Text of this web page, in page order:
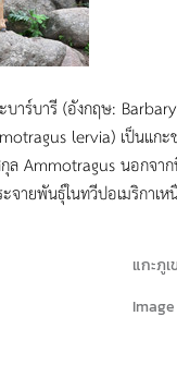
บาร์บารี (อังกฤษ:
lervia) เป็นแก
กุล Ammotragus นอกจาก
จายพันธุ์ในทวีปอเมริกาเห
แกะภูเ
Image